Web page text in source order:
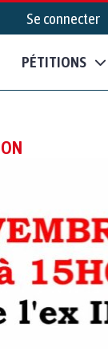
Se connecter
PÉTITIONS